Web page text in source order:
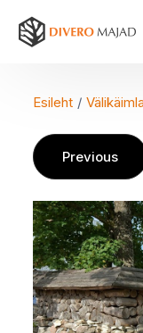
Esileht /
Previous